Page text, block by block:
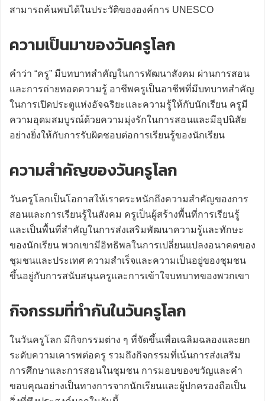
สามารถค้นพบได้ในประวัติขององค์การ UNESCO
ความเป็นมาของวันครูโลก
คำว่า “ครู” มีบทบาทสำคัญในการพัฒนาสังคม ผ่านการสอน
และการถ่ายทอดความรู้ อาชีพครูเป็นอาชีพที่มีบทบาทสำคัญ
ในการเปิดประตูแห่งอัจฉริยะและความรู้ให้กับนักเรียน ครูมี
ความอุดมสมบูรณ์ด้วยความมุ่งรักในการสอนและมีอุปนิสัย
อย่างยิ่งให้กับการรับผิดชอบต่อการเรียนรู้ของนักเรียน
ความสำคัญของวันครูโลก
วันครูโลกเป็นโอกาสให้เราตระหนักถึงความสำคัญของการ
สอนและการเรียนรู้ในสังคม ครูเป็นผู้สร้างพื้นที่การเรียนรู้
และเป็นพื้นที่สำคัญในการส่งเสริมพัฒนาความรู้และทักษะ
ของนักเรียน พวกเขามีอิทธิพลในการเปลี่ยนแปลงอนาคตของ
ชุมชนและประเทศ ความสำเร็จและความเป็นอยู่ของชุมชน
ขึ้นอยู่กับการสนับสนุนครูและการเข้าใจบทบาทของพวกเขา
กิจกรรมที่ทำกันในวันครูโลก
ในวันครูโลก มีกิจกรรมต่าง ๆ ที่จัดขึ้นเพื่อเฉลิมฉลองและยก
ระดับความเคารพต่อครู รวมถึงกิจกรรมที่เน้นการส่งเสริม
การศึกษาและการสอนในชุมชน การมอบของขวัญและคำ
ขอบคุณอย่างเป็นทางการจากนักเรียนและผู้ปกครองถือเป็น